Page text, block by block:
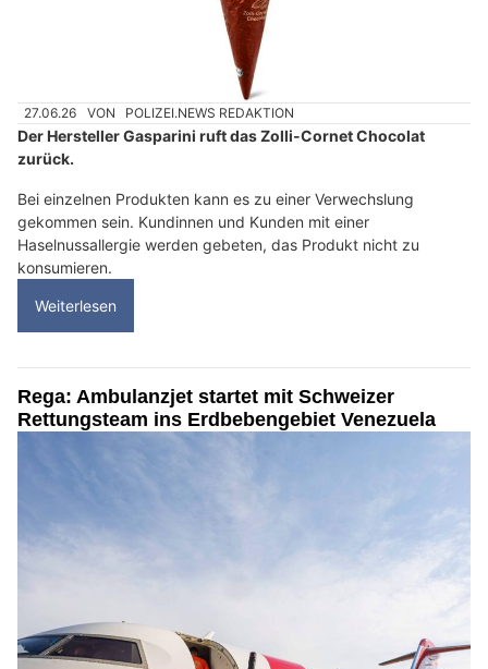
27.06.26 VON POLIZEI.NEWS REDAKTION
Der Hersteller Gasparini ruft das Zolli-Cornet Chocolat
zurück.
Bei einzelnen Produkten kann es zu einer Verwechslung
gekommen sein. Kundinnen und Kunden mit einer
Haselnussallergie werden gebeten, das Produkt nicht zu
konsumieren.
Weiterlesen
Rega: Ambulanzjet startet mit Schweizer
Rettungsteam ins Erdbebengebiet Venezuela